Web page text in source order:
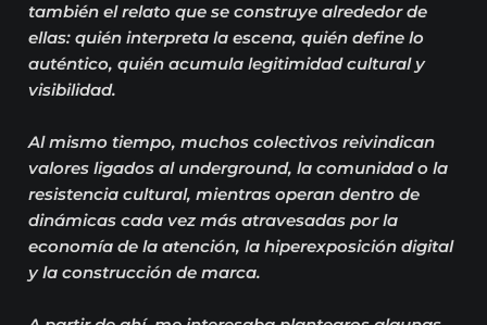
también el relato que se construye alrededor de
ellas: quién interpreta la escena, quién define lo
auténtico, quién acumula legitimidad cultural y
visibilidad.
Al mismo tiempo, muchos colectivos reivindican
valores ligados al underground, la comunidad o la
resistencia cultural, mientras operan dentro de
dinámicas cada vez más atravesadas por la
economía de la atención, la hiperexposición digital
y la construcción de marca.